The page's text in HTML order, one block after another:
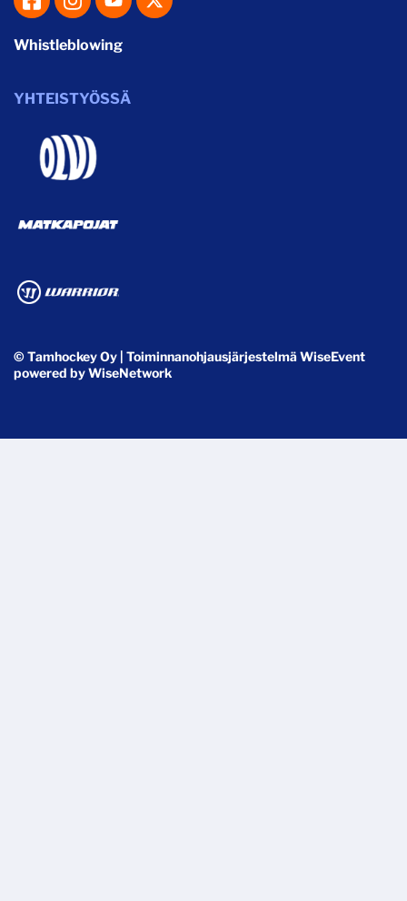
Whistleblowing
YHTEISTYÖSSÄ
© Tamhockey Oy | ToiminnanohjausjärjestelmäWiseEvent
powered byWiseNetwork